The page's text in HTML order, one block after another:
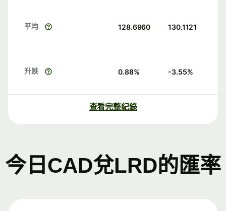
平均 128.6960 130.1121
升跌 0.88% -3.55%
查看完整紀錄
今日CAD兌LRD的匯率